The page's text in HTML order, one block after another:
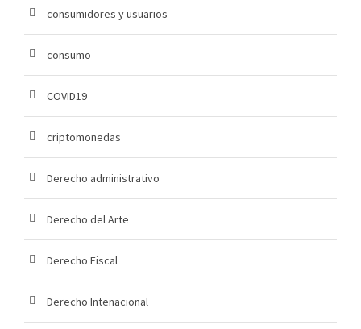
consumidores y usuarios
consumo
COVID19
criptomonedas
Derecho administrativo
Derecho del Arte
Derecho Fiscal
Derecho Intenacional